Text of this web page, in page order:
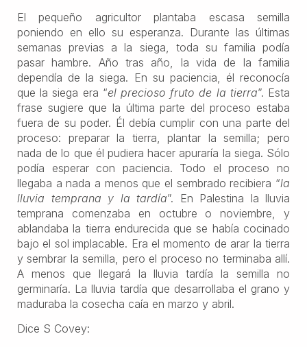
El pequeño agricultor plantaba escasa semilla
poniendo en ello su esperanza. Durante las últimas
semanas previas a la siega, toda su familia podía
pasar hambre. Año tras año, la vida de la familia
dependía de la siega. En su paciencia, él reconocía
que la siega era “el precioso fruto de la tierra”. Esta
frase sugiere que la última parte del proceso estaba
fuera de su poder. Él debía cumplir con una parte del
proceso: preparar la tierra, plantar la semilla; pero
nada de lo que él pudiera hacer apuraría la siega. Sólo
podía esperar con paciencia. Todo el proceso no
llegaba a nada a menos que el sembrado recibiera “la
lluvia temprana y la tardía”. En Palestina la lluvia
temprana comenzaba en octubre o noviembre, y
ablandaba la tierra endurecida que se había cocinado
bajo el sol implacable. Era el momento de arar la tierra
y sembrar la semilla, pero el proceso no terminaba allí.
A menos que llegará la lluvia tardía la semilla no
germinaría. La lluvia tardía que desarrollaba el grano y
maduraba la cosecha caía en marzo y abril.
Dice S Covey: